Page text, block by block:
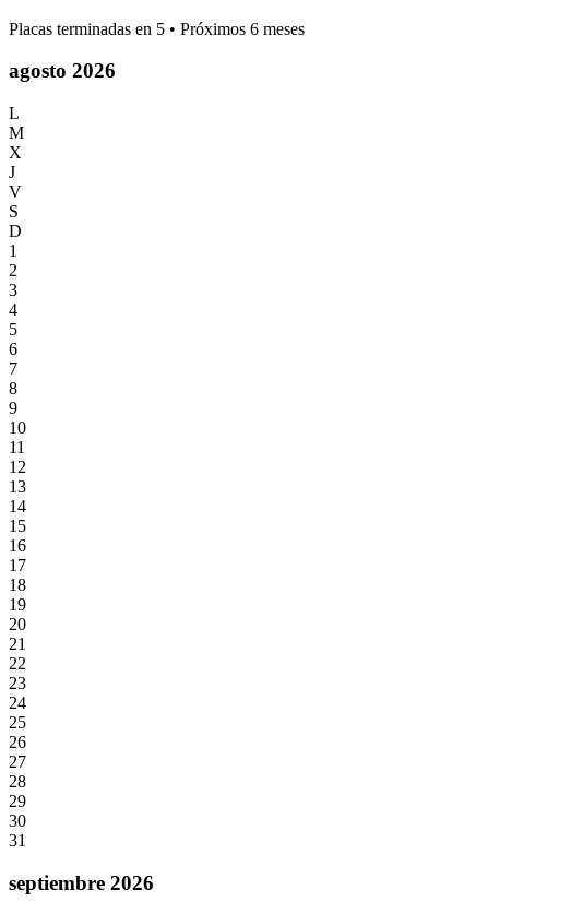
Placas terminadas en 5 • Próximos 6 meses
agosto 2026
L
M
X
J
V
S
D
1
2
3
4
5
6
7
8
9
10
11
12
13
14
15
16
17
18
19
20
21
22
23
24
25
26
27
28
29
30
31
septiembre 2026